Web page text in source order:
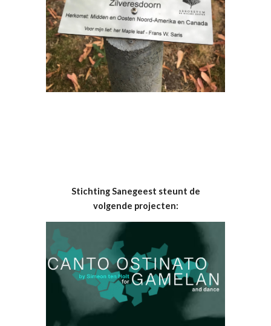
Stichting Sanegeest steunt de
volgende projecten: